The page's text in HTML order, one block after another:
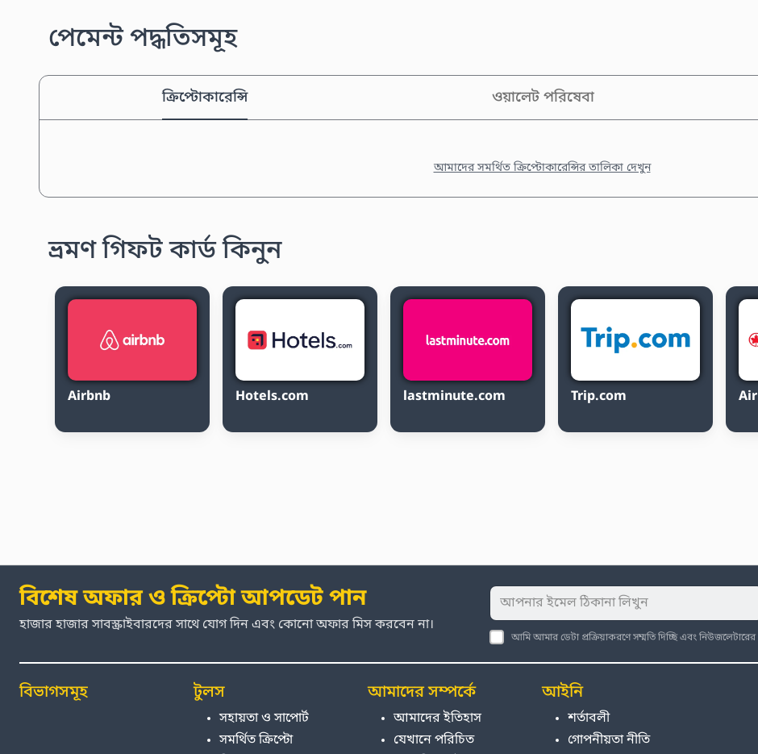
পেমেন্ট পদ্ধতিসমূহ
ক্রিপ্টোকারেন্সি ওয়ালেট পরিষেবা
আমাদের সমর্থিত ক্রিপ্টোকারেন্সির তালিকা দেখুন
ভ্রমণ গিফট কার্ড কিনুন
Airbnb Hotels.com lastminute.com Trip.com
বিশেষ অফার ও ক্রিপ্টো আপডেট পান
হাজার হাজার সাবস্ক্রাইবারদের সাথে যোগ দিন এবং কোনো অফার মিস করবেন না।
আমি আমার ডেটা প্রক্রিয়াকরণে সম্মতি দিচ্ছি এবং নিউজলেটারের
বিভাগসমূহ টুলস
সহায়তা ও সাপোর্ট
সমর্থিত ক্রিপ্টো
আমাদের সম্পর্কে
আমাদের ইতিহাস
যেখানে পরিচিত
আইনি
শর্তাবলী
গোপনীয়তা নীতি